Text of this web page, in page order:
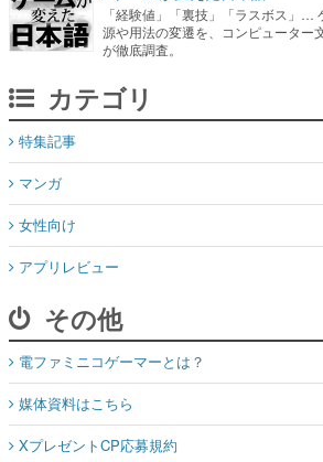
「経験値」「裏技」「ラスボス」…
源や用法の変遷を、コンピューター
が徹底調査。
カテゴリ
特集記事
マンガ
女性向け
アプリレビュー
その他
電ファミニコゲーマーとは？
媒体資料はこちら
XプレゼントCP応募規約